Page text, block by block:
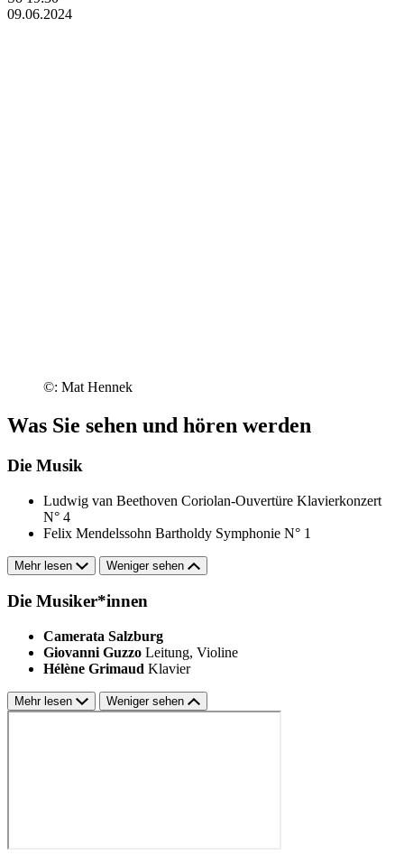
09.06.2024
©: Mat Hennek
Was Sie sehen und hören werden
Die Musik
Ludwig van Beethoven Coriolan-Ouvertüre Klavierkonzert
N° 4
Felix Mendelssohn Bartholdy Symphonie N° 1
Mehr lesen Weniger sehen
Die Musiker*innen
Camerata Salzburg
Giovanni Guzzo Leitung, Violine
Hélène Grimaud Klavier
Mehr lesen Weniger sehen